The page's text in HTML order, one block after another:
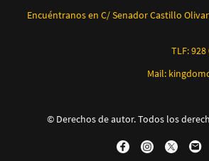
Encuéntranos en C/ Senador Castillo
TLF:
Mail:
© Derechos de autor. Todos los